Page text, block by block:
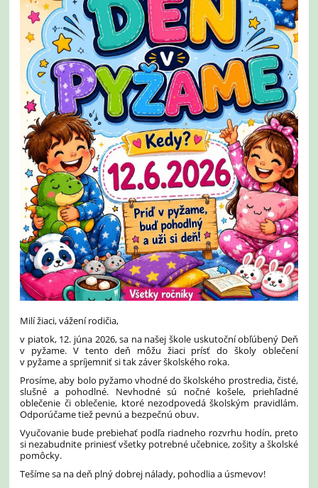
Milí žiaci, vážení rodičia,
v piatok, 12. júna 2026, sa na našej škole uskutoční obľúbený Deň
v pyžame. V tento deň môžu žiaci prísť do školy oblečení
v pyžame a spríjemniť si tak záver školského roka.
Prosíme, aby bolo pyžamo vhodné do školského prostredia, čisté,
slušné a pohodlné. Nevhodné sú nočné košele, priehľadné
oblečenie či oblečenie, ktoré nezodpovedá školským pravidlám.
Odporúčame tiež pevnú a bezpečnú obuv.
Vyučovanie bude prebiehať podľa riadneho rozvrhu hodín, preto
si nezabudnite priniesť všetky potrebné učebnice, zošity a školské
pomôcky.
Tešíme sa na deň plný dobrej nálady, pohodlia a úsmevov!